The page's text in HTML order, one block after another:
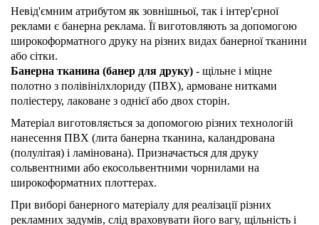
Невід'ємним атрибутом як зовнішньої, так і інтер'єрної
реклами є банерна реклама. Її виготовляють за допомогою
широкоформатного друку на різних видах банерної тканини
або сітки.
Банерна тканина (банер для друку) - щільне і міцне
полотно з полівінілхлориду (ПВХ), армоване нитками
поліестеру, лаковане з однієї або двох сторін.
Матеріал виготовляється за допомогою різних технологій
нанесення ПВХ (лита банерна тканина, каландрована
(полулітая) і ламінована). Призначається для друку
сольвентними або екосольвентними чорнилами на
широкоформатних плоттерах.
При виборі банерного матеріалу для реалізації різних
рекламних задумів, слід враховувати його вагу, щільність і